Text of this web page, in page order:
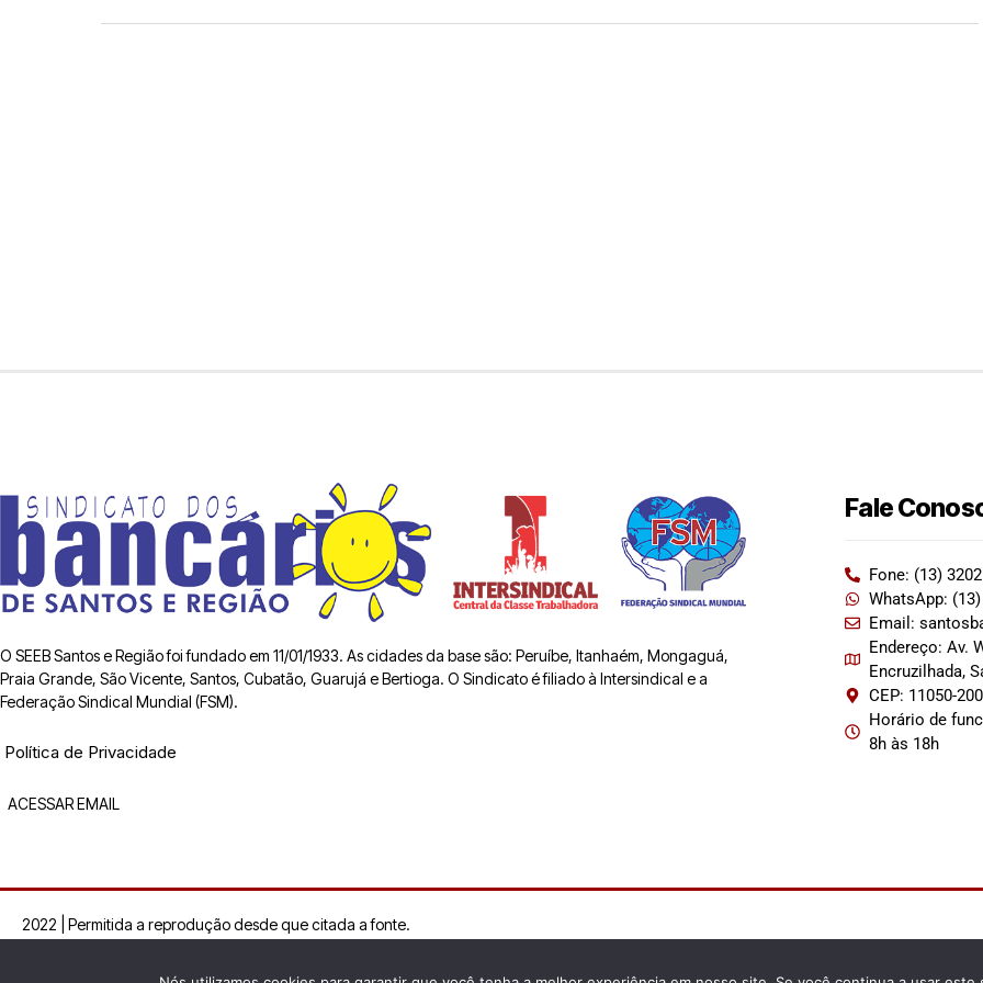
O SEEB Santos e Região foi fundado em 11/01/1933. As cidades da base são: Peruíbe, Itanhaém, Mongaguá,
Praia Grande, São Vicente, Santos, Cubatão, Guarujá e Bertioga. O Sindicato é filiado à Intersindical e a
Federação Sindical Mundial (FSM).
Política de Privacidade
ACESSAR EMAIL
Fale
Fone: (13)
WhatsApp:
Email:
Endereço: Av.
Encruzilhada,
CEP: 11050-200
Horário de
8h às 18h
2022 | Permitida a reprodução desde que citada a fonte.